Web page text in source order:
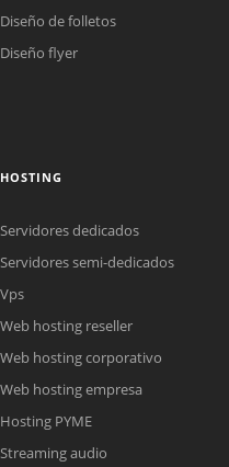
online.
de línea. Complete el formulario
Diseño de folletos
Diseño flyer
HOSTING
Servidores dedicados
Servidores semi-dedicados
Vps
Web hosting reseller
Web hosting corporativo
Web hosting empresa
Hosting PYME
Streaming audio